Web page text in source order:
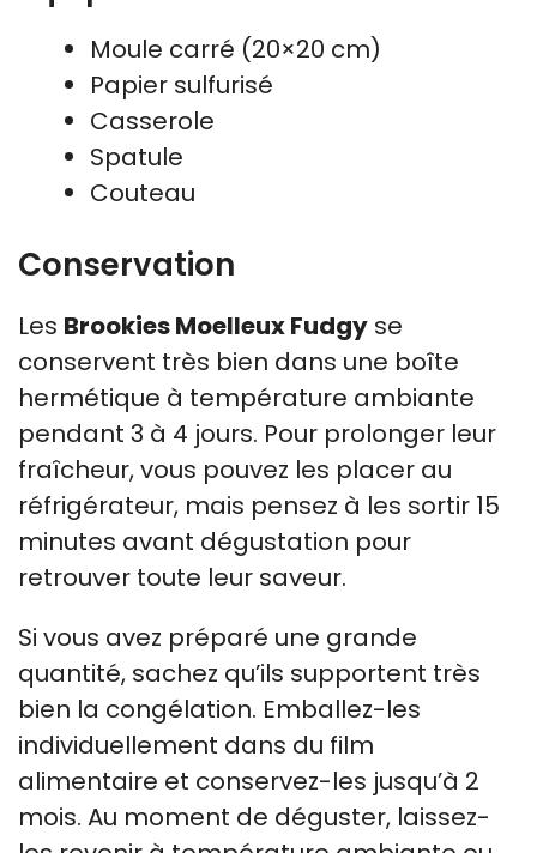
Moule carré (20×20 cm)
Papier sulfurisé
Casserole
Spatule
Couteau
Conservation
Les Brookies Moelleux Fudgy se
conservent très bien dans une boîte
hermétique à température ambiante
pendant 3 à 4 jours. Pour prolonger leur
fraîcheur, vous pouvez les placer au
réfrigérateur, mais pensez à les sortir 15
minutes avant dégustation pour
retrouver toute leur saveur.
Si vous avez préparé une grande
quantité, sachez qu’ils supportent très
bien la congélation. Emballez-les
individuellement dans du film
alimentaire et conservez-les jusqu’à 2
mois. Au moment de déguster, laissez-